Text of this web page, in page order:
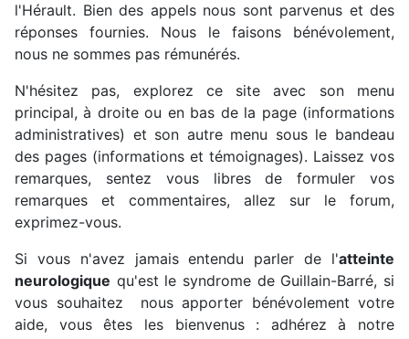
l'Hérault. Bien des appels nous sont parvenus et des
réponses fournies. Nous le faisons bénévolement,
nous ne sommes pas rémunérés.
N'hésitez pas, explorez ce site avec son menu
principal, à droite ou en bas de la page (informations
administratives) et son autre menu sous le bandeau
des pages (informations et témoignages). Laissez vos
remarques, sentez vous libres de formuler vos
remarques et commentaires, allez sur le forum,
exprimez-vous.
Si vous n'avez jamais entendu parler de l'atteinte
neurologique qu'est le syndrome de Guillain-Barré, si
vous souhaitez nous apporter bénévolement votre
aide, vous êtes les bienvenus : adhérez à notre